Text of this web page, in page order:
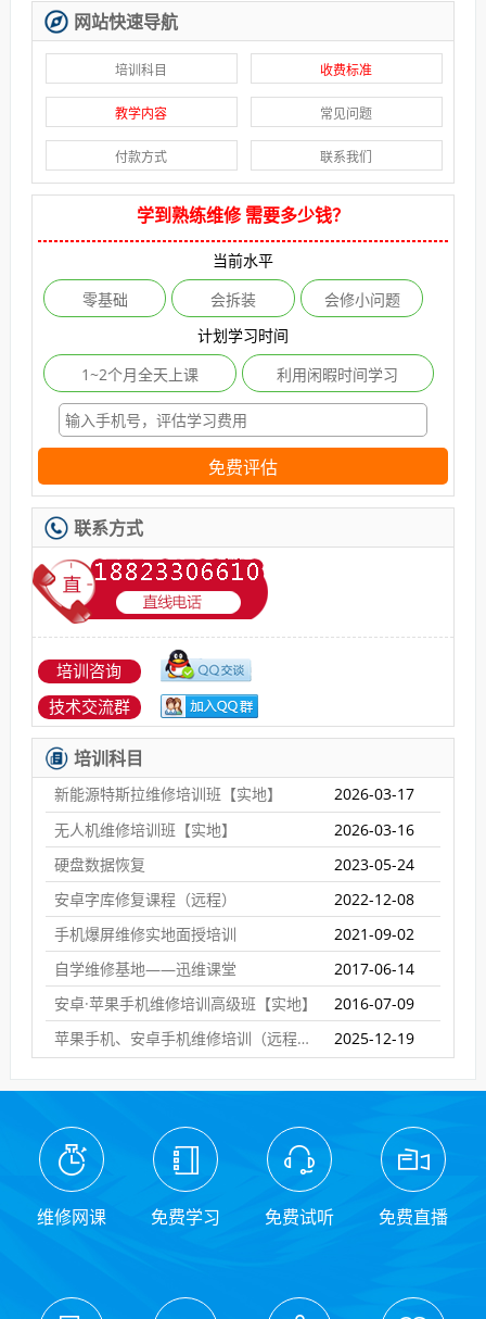
网站快速导航
培训科目 收费标准
教学内容 常见问题
付款方式 联系我们
学到熟练维修 需要多少钱？
当前水平
零基础
会拆装
会修小问题
计划学习时间
1~2个月全天上课
利用闲暇时间学习
免费评估
联系方式
培训咨询
技术交流群
培训科目
新能源特斯拉维修培训班【实地】
2026-03-17
无人机维修培训班【实地】
2026-03-16
硬盘数据恢复
2023-05-24
安卓字库修复课程（远程）
2022-12-08
手机爆屏维修实地面授培训
2021-09-02
自学维修基地——迅维课堂
2017-06-14
安卓·苹果手机维修培训高级班【实地】
2016-07-09
苹果手机、安卓手机维修培训（远程网络班）
2025-12-19
维修网课 免费学习 免费试听 免费直播